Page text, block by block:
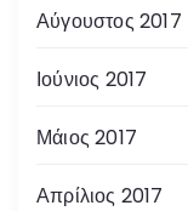
Αύγουστος 2017
Ιούνιος 2017
Μάιος 2017
Απρίλιος 2017